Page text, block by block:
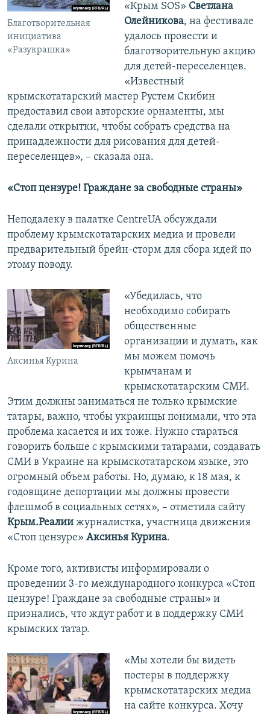
Благотворительная
инициатива
«Разукрашка»
«Крым SOS» Светлана
Олейникова, на фестивале
удалось провести и
благотворительную акцию
для детей-переселенцев.
«Известный
крымскотатарский мастер Рустем Скибин
предоставил свои авторские орнаменты, мы
сделали открытки, чтобы собрать средства на
принадлежности для рисования для детей-
переселенцев», – сказала она.
«Стоп цензуре! Граждане за свободные страны»
Неподалеку в палатке CentreUA обсуждали
проблему крымскотатарских медиа и провели
предварительный брейн-сторм для сбора идей по
этому поводу.
Аксинья Курина
​«Убедилась, что
необходимо собирать
общественные
организации и думать, как
мы можем помочь
крымчанам и
крымскотатарским СМИ.
Этим должны заниматься не только крымские
татары, важно, чтобы украинцы понимали, что эта
проблема касается и их тоже. Нужно стараться
говорить больше с крымскими татарами, создавать
СМИ в Украине на крымскотатарском языке, это
огромный объем работы. Но, думаю, к 18 мая, к
годовщине депортации мы должны провести
флешмоб в социальных сетях», – отметила сайту
Крым.Реалии журналистка, участница движения
«Стоп цензуре» Аксинья Курина.
Кроме того, активисты информировали о
проведении 3-го международного конкурса «Стоп
цензуре! Граждане за свободные страны» и
признались, что ждут работ и в поддержку СМИ
крымских татар.
«Мы хотели бы видеть
постеры в поддержку
крымскотатарских медиа
на сайте конкурса. Хочу